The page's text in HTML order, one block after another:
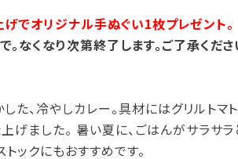
でオリジナル手ぬぐい1枚プレゼント。
なくなり次第終了します。ご了承くださ
た、冷やしカレー。具材にはグリルトマ
げました。 暑い夏に、ごはんがサラサ
ックにもおすすめです。